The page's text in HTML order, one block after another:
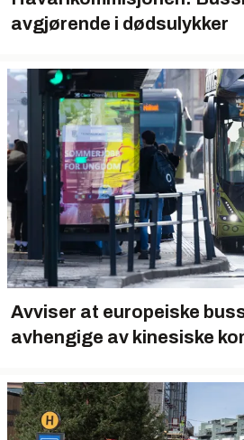
avgjørende i dødsulykker
Avviser at europeiske
avhengige av kinesiske